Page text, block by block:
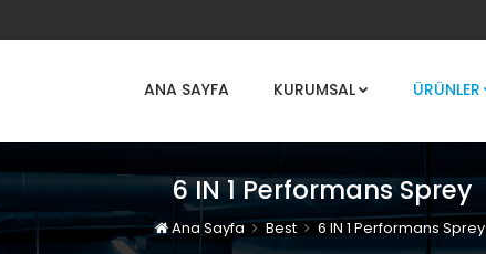
ANA SAYFA KURUMSAL ÜRÜNLER
6 IN 1 Performans Sprey
Ana Sayfa Best 6 IN 1 Performans Sprey